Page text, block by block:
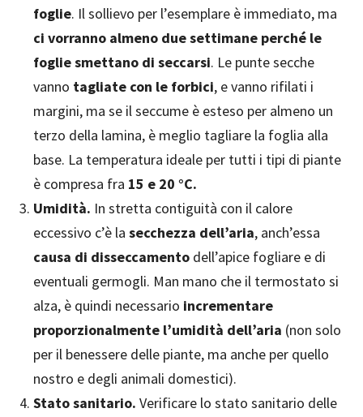
foglie. Il sollievo per l’esemplare è immediato, ma
ci vorranno almeno due settimane perché le
foglie smettano di seccarsi. Le punte secche
vanno tagliate con le forbici, e vanno rifilati i
margini, ma se il seccume è esteso per almeno un
terzo della lamina, è meglio tagliare la foglia alla
base. La temperatura ideale per tutti i tipi di piante
è compresa fra 15 e 20 °C.
Umidità. In stretta contiguità con il calore
eccessivo c’è la secchezza dell’aria, anch’essa
causa di disseccamento dell’apice fogliare e di
eventuali germogli. Man mano che il termostato si
alza, è quindi necessario incrementare
proporzionalmente l’umidità dell’aria (non solo
per il benessere delle piante, ma anche per quello
nostro e degli animali domestici).
Stato sanitario. Verificare lo stato sanitario delle